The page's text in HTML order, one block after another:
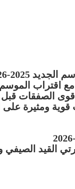
2025-2026
الصفقات
قوية ومثيرة
القيد